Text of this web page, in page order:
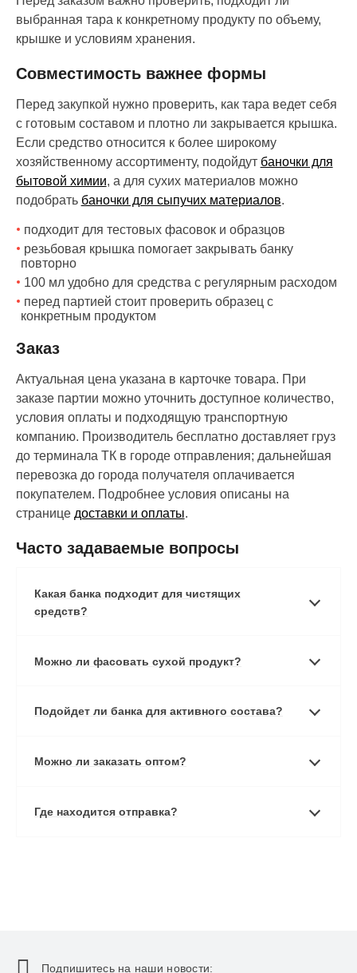
выбранная тара к конкретному продукту по объему,
крышке и условиям хранения.
Совместимость важнее формы
Перед закупкой нужно проверить, как тара ведет себя
с готовым составом и плотно ли закрывается крышка.
Если средство относится к более широкому
хозяйственному ассортименту, подойдут баночки для
бытовой химии, а для сухих материалов можно
подобрать баночки для сыпучих материалов.
подходит для тестовых фасовок и образцов
резьбовая крышка помогает закрывать банку
повторно
100 мл удобно для средства с регулярным расходом
перед партией стоит проверить образец с
конкретным продуктом
Заказ
Актуальная цена указана в карточке товара. При
заказе партии можно уточнить доступное количество,
условия оплаты и подходящую транспортную
компанию. Производитель бесплатно доставляет груз
до терминала ТК в городе отправления; дальнейшая
перевозка до города получателя оплачивается
покупателем. Подробнее условия описаны на
странице доставки и оплаты.
Часто задаваемые вопросы
Какая банка подходит для чистящих
средств?
Можно ли фасовать сухой продукт?
Подойдет ли банка для активного состава?
Можно ли заказать оптом?
Где находится отправка?
Подпишитесь на наши новости: